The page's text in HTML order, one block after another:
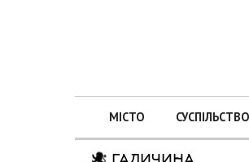
МІСТО СУСПІЛЬСТВО